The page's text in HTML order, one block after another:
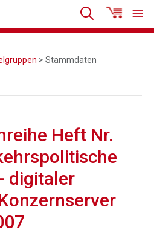
> Stammdaten
Heft Nr.
digitaler